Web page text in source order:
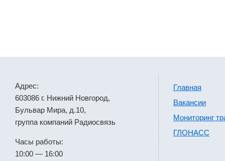
Адрес:
603086 г. Нижний Новгород,
Бульвар Мира, д.10,
группа компаний Радиосвязь
Часы работы:
10:00 — 16:00
Главная
Вакансии
Мониторинг
ГЛОНАСС